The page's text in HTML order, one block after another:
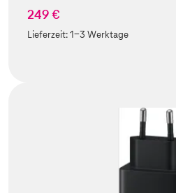
249 €
Lieferzeit:1-3 Werktage